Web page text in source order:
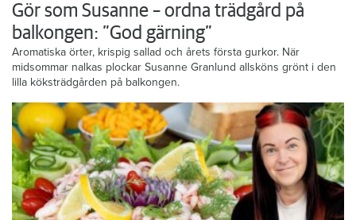
Gör som Susanne – ordna trädgård på
balkongen: ”God gärning”
Aromatiska örter, krispig sallad och årets första gurkor. När
midsommar nalkas plockar Susanne Granlund allsköns grönt i den
lilla köksträdgården på balkongen.